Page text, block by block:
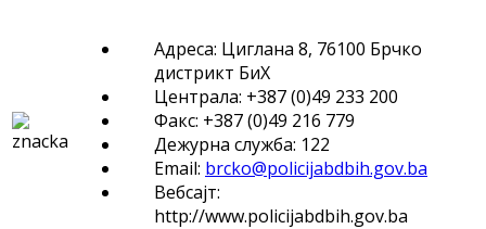
Адреса: Циглана 8, 76100 Брчко
дистрикт БиХ
Централа: +387 (0)49 233 200
Факс: +387 (0)49 216 779
Дежурна служба: 122
Email: brcko@policijabdbih.gov.ba
Вебсајт:
http://www.policijabdbih.gov.ba